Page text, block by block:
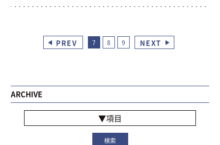
PREV 7 8 9 NEXT
ARCHIVE
▼項目